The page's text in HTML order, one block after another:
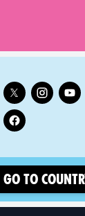
XR United
Go to